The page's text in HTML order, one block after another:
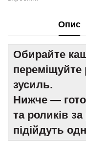
Опис
Обирайте
переміщуйте
зусиль.
Нижче —
та роликів
підійдуть